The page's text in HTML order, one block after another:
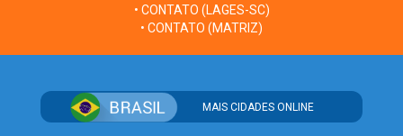
• CONTATO (LAGES-SC)
• CONTATO (MATRIZ)
MAIS CIDADES ONLINE